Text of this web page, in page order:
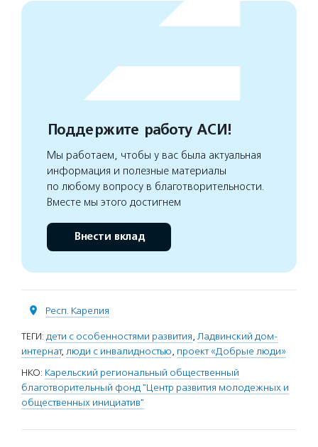
Поддержите работу АСИ!
Мы работаем, чтобы у вас была актуальная
информация и полезные материалы
по любому вопросу в благотворительности.
Вместе мы этого достигнем
Внести вклад
Респ. Карелия
ТЕГИ: дети с особенностями развития, Ладвинский дом-
интернат, люди с инвалидностью, проект «Добрые люди»
НКО: Карельский региональный общественный
благотворительный фонд "Центр развития молодежных и
общественных инициатив"